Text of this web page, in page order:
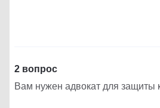
2 вопрос
Вам нужен адвокат для защиты